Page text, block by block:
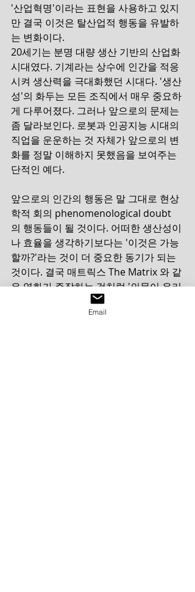
'산업혁명'이라는 표현을 사용하고 있지
만 결국 이것은 탈산업적 행동을 유발하
는 변화이다.
20세기는 분명 대량 생산 기반의 산업화
시대였다. 기계라는 상수에 인간을 적응
시켜 생산력을 극대화했던 시대다. '생산
성'의 화두는 모든 조직에서 매우 중요하
게 다루어졌다. 그러나 앞으로의 문제는
좀 달라보인다. 로봇과 인공지능 시대의
직업을 운운하는 것 자체가 앞으로의 변
화를 정말 이해하지 못했음을 보여주는
단적인 예다.
앞으로의 인간의 행동은 말 그대로 현상
학적 회의 phenomenological doubt
의 행동들이 될 것이다. 어떠한 생산성이
나 효율을 생각하기보다는 '이것은 가능
할까?'라는 것이 더 중요한 동기가 되는
것이다. 결국 매트릭스 The Matrix 와 같
은 영화가 주장하는 것처럼 '의문이 우리
를 움직인다 the question that drives
us'고 말할 수 있게 된다. 프로그램된 장
Email